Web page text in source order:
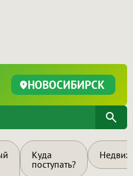
НОВОСИБИРСК
Куда
поступать?